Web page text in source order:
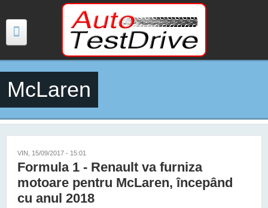
Mergi la conţinutul principal
TESTE
ŞTIRI
VIDEO
PREȚURI MODELE NOI
McLaren
VIN, 15/09/2017 - 15:01
Formula 1 - Renault va furniza
motoare pentru McLaren, începând
cu anul 2018